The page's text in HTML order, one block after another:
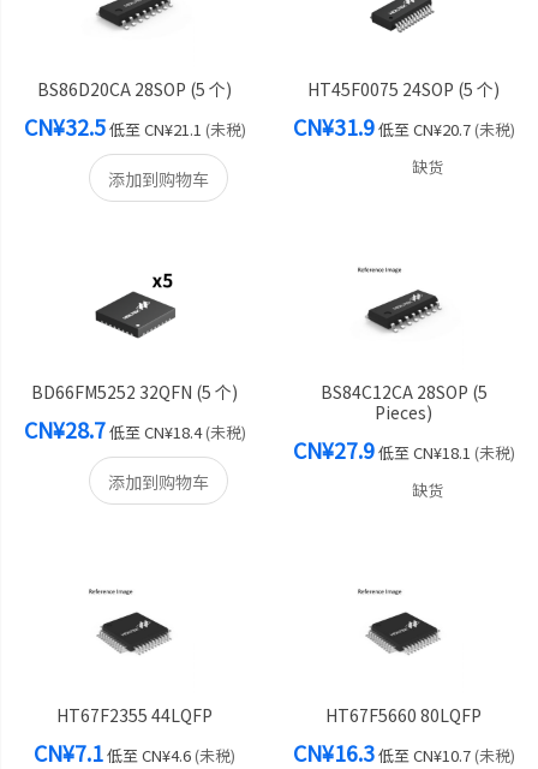
BS86D20CA 28SOP (5 个)
CN¥32.5低至CN¥21.1 (未税)
添加到购物车
HT45F0075 24SOP (5 个)
CN¥31.9低至CN¥20.7(未税)
缺货
BD66FM5252 32QFN (5 个)
CN¥28.7低至CN¥18.4(未税)
添加到购物车
BS84C12CA 28SOP (5
Pieces)
CN¥27.9低至CN¥18.1 (未税)
缺货
HT67F2355 44LQFP
CN¥7.1低至CN¥4.6(未税)
HT67F5660 80LQFP
CN¥16.3低至CN¥10.7(未税)